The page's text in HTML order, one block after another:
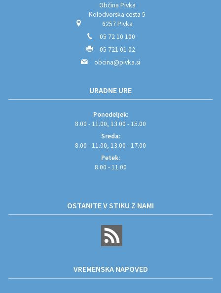
Občina Pivka
Kolodvorska cesta 5
6257 Pivka
05 72 10 100
05 721 01 02
obcina@pivka.si
URADNE URE
Ponedeljek:
8.00 - 11.00, 13.00 - 15.00
Sreda:
8.00 - 11.00, 13.00 - 17.00
Petek:
8.00 - 11.00
OSTANITE V STIKU Z NAMI
VREMENSKA NAPOVED